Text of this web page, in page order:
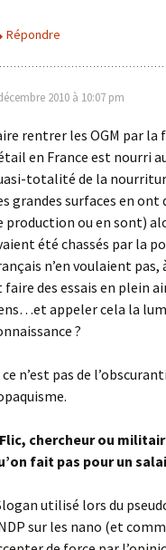
Répondre
2010 à 10:07 pm
rentrer les OGM par la
en France est nourri
totalité de la
grandes surfaces en ont
production ou en sont)
été chassés par la
n’en voulaient pas,
faire des essais en plein
appeler cela la
?
ce n’est pas de
chercheur ou
fait pas pour un
utilisé lors du
sur les nano (et